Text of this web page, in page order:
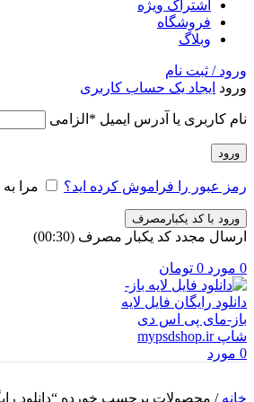
اشتراک ویژه
فروشگاه
وبلاگ
ورود / ثبت نام
ورود ایجاد یک حساب کاربری
نام کاربری یا آدرس ایمیل * الزامی
ورود
رمز عبور را فراموش کرده اید؟ مرا
ورود با کد یکبارمصرف
ارسال مجدد کد یکبار مصرف (00:
30
)
0 مورد 0 تومان
0 مورد
خانه/ محصولات برچسب خورده “دانلود